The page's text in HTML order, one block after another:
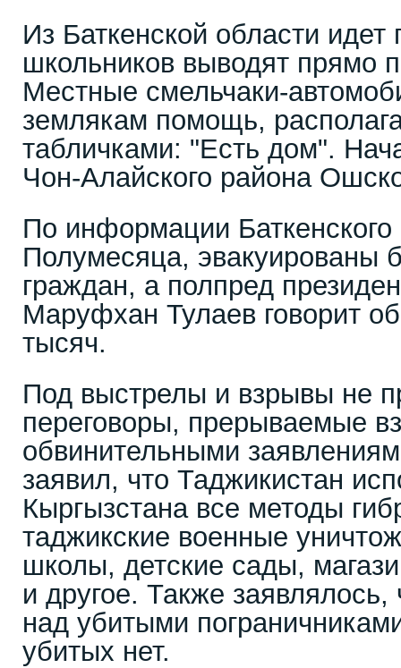
Из Баткенской области идет
школьников выводят прямо
Местные смельчаки-
землякам помощь,
табличками: "Есть дом".
Чон-Алайского района
По информации
Полумесяца, эвакуированы
граждан, а полпред
Маруфхан Тулаев говорит
тысяч.
Под выстрелы и взрывы не
переговоры, прерываемые
обвинительными
заявил, что Таджикистан
Кыргызстана все методы
таджикские военные
школы, детские сады,
и другое. Также заявлялось,
над убитыми
убитых нет.